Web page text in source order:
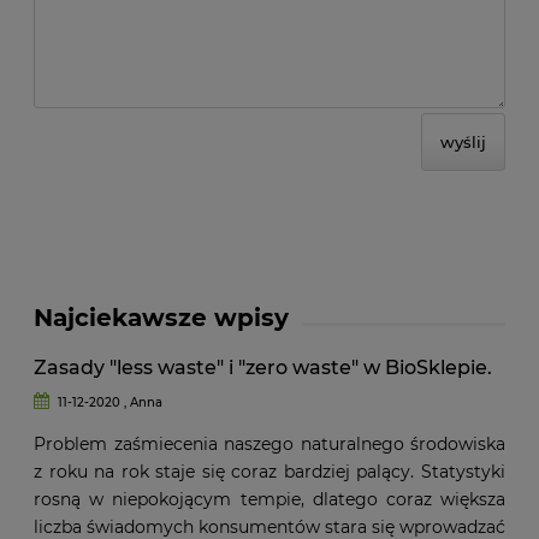
wyślij
Najciekawsze wpisy
Zasady "less waste" i "zero waste" w BioSklepie.
11-12-2020 , Anna
Problem zaśmiecenia naszego naturalnego środowiska
z roku na rok staje się coraz bardziej palący. Statystyki
rosną w niepokojącym tempie, dlatego coraz większa
liczba świadomych konsumentów stara się wprowadzać